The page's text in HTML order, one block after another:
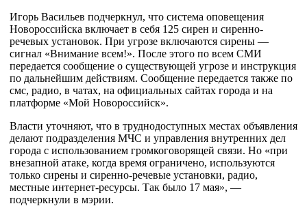
Игорь Васильев подчеркнул, что система оповещения
Новороссийска включает в себя 125 сирен и сиренно-
речевых установок. При угрозе включаются сирены —
сигнал «Внимание всем!». После этого по всем СМИ
передается сообщение о существующей угрозе и инструкция
по дальнейшим действиям. Сообщение передается также по
смс, радио, в чатах, на официальных сайтах города и на
платформе «Мой Новороссийск».
Власти уточняют, что в труднодоступных местах объявления
делают подразделения МЧС и управления внутренних дел
города с использованием громкоговорящей связи. Но «при
внезапной атаке, когда время ограничено, используются
только сирены и сиренно-речевые установки, радио,
местные интернет-ресурсы. Так было 17 мая», —
подчеркнули в мэрии.